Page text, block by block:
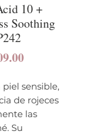
10 +
Soothing
Precio
oferta
sensible,
de rojeces
las
Su